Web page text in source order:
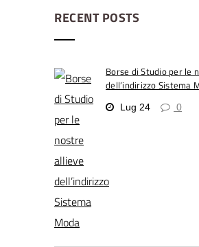
RECENT POSTS
Borse di Studio per le
dell’indirizzo Sistema
Lug 24 0